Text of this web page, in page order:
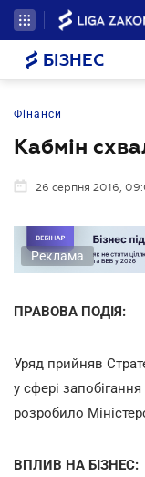
БІЗНЕС
Фінанси
Кабмін
26 серпня 2016,
Реклама
ПРАВОВА ПОДІЯ:
Уряд прийняв
у сфері запобігання
розробило
ВПЛИВ НА БІЗНЕС: